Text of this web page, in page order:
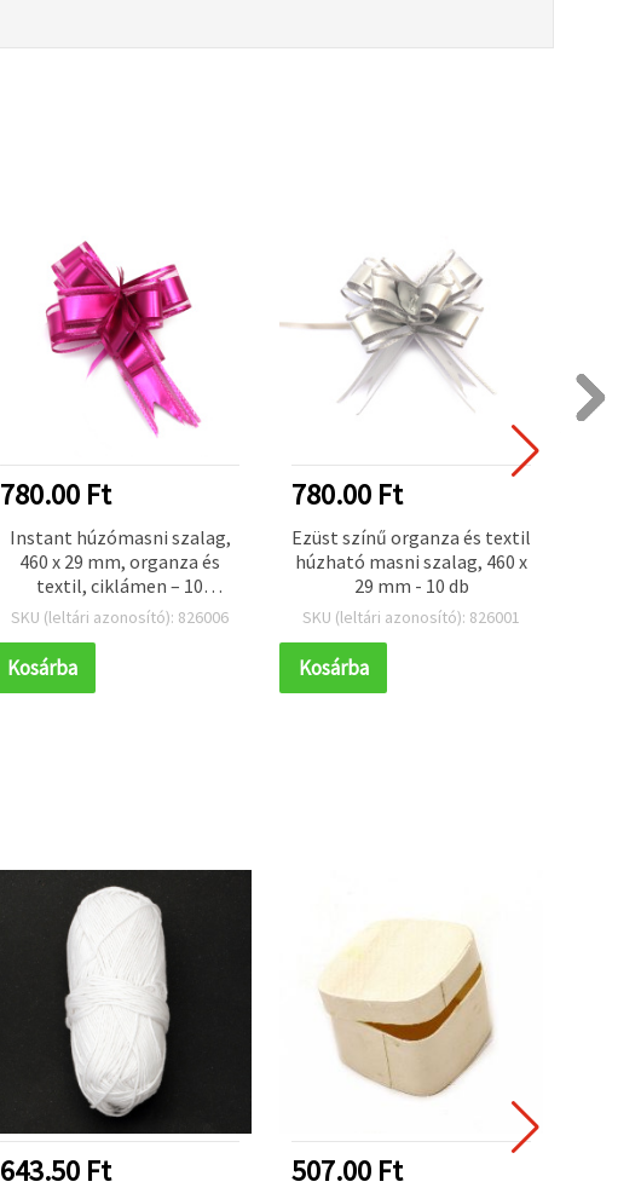
780.00 Ft
Instant húzómasni szalag,
460 x 29 mm, organza és
textil, ciklámen – 10
db/csomag
SKU (leltári azonosító): 826006
Kosárba
780.00 Ft
Ezüst színű organza és textil
húzható masni szalag, 460 x
29 mm - 10 db
SKU (leltári azonosító): 826001
Kosárba
643.50 Ft 507.00 Ft